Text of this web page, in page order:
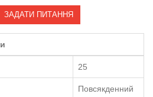
ЗАДАТИ ПИТАННЯ
25
Повсякденний